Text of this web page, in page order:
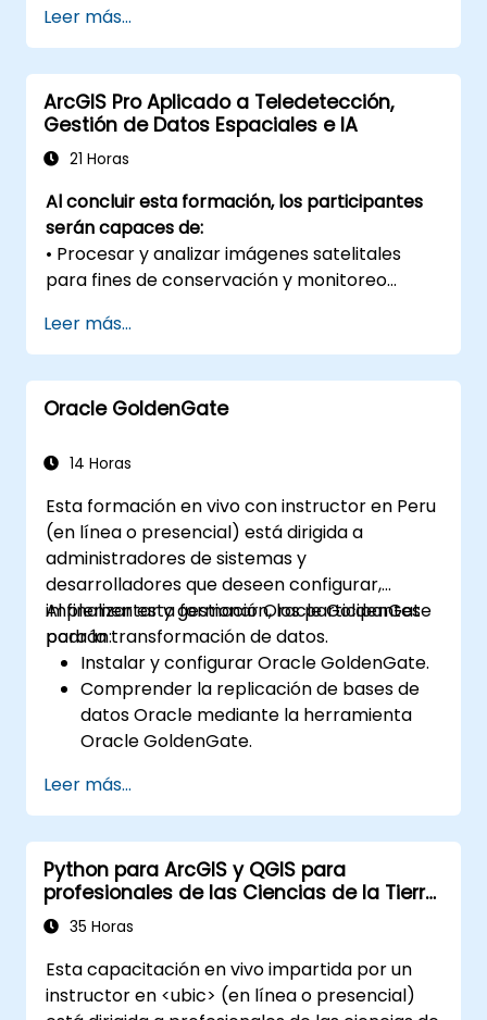
complejo de datos.
Aplicar el modelado espacial para
resolver problemas en escenarios del
mundo real.
Realizar análisis geoestadísticos para una
interpretación avanzada de los datos.
aprovechar el análisis de datos
espaciales 3D.
Leer más...
ArcGIS Pro Aplicado a Teledetección,
Gestión de Datos Espaciales e IA
21 Horas
Al concluir esta formación, los participantes
serán capaces de:
• Procesar y analizar imágenes satelitales
para fines de conservación y monitoreo
• Administrar datos espaciales de manera
estructurada utilizando geobases de datos en
ArcGIS Pro.
• Consolidar un repositorio institucional de
buenas prácticas.
Artificial y análisis avanzado de ArcGIS Pro
para teledetección.
• Implementar flujos de trabajo eficientes
para el análisis espacial y la gestión de datos
geográficos.
Leer más...
Oracle GoldenGate
14 Horas
Esta formación en vivo con instructor en Peru
(en línea o presencial) está dirigida a
administradores de sistemas y
desarrolladores que deseen configurar,
implementar y gestionar Oracle GoldenGate
para la transformación de datos.
Al finalizar esta formación, los participantes
podrán:
Instalar y configurar Oracle GoldenGate.
Comprender la replicación de bases de
datos Oracle mediante la herramienta
Oracle GoldenGate.
GoldenGate.
Configurar y realizar una replicación y
migración de bases de datos.
Optimizar el rendimiento de Oracle
GoldenGate y resolver problemas.
Leer más...
Python para ArcGIS y QGIS para
profesionales de las Ciencias de la Tierra
e Ingeniería
35 Horas
Esta capacitación en vivo impartida por un
instructor en <ubic> (en línea o presencial)